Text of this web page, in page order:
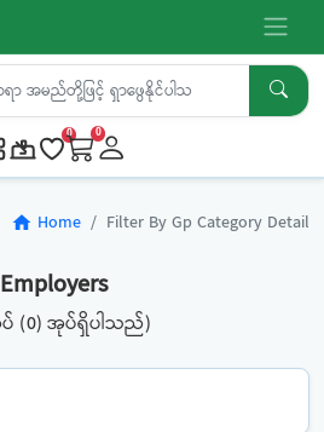
0 0
home Home Filter By Gp Category Detail
Employers
(0) အုပ်ရှိပါသည်)